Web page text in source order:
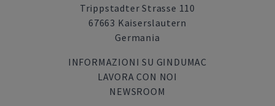
Trippstadter Strasse 110
67663 Kaiserslautern
Germania
INFORMAZIONI SU GINDUMAC
LAVORA CON NOI
NEWSROOM